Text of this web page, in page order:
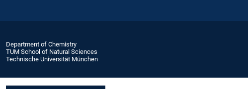
Department of Chemistry
TUM School of Natural Sciences
Technische Universität München